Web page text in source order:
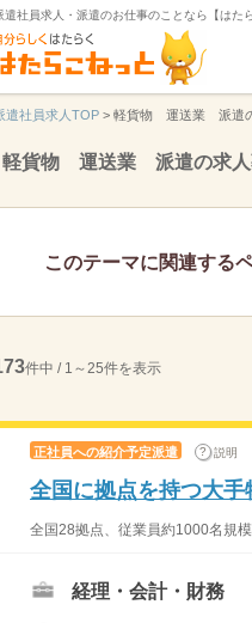
遣社員求人・派遣のお仕事のことなら【はた
遣社員求人TOP > 軽貨物 運送業 派遣
軽貨物 運送業 派遣の求人
このテーマに関連する
件中 / 1～25件を表示
正社員への紹介予定派遣 説明
全国に拠点を持つ大
全国28拠点、従業員約1000名規
経理・会計・財務